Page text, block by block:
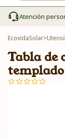
Atención
EcovidaSolar>
Tabla